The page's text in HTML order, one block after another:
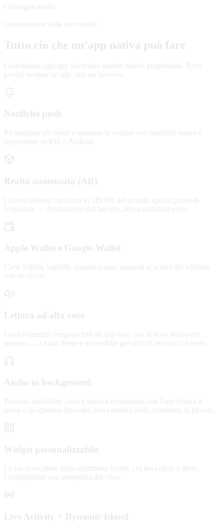
Consegna media
Commissione sulle tue vendite
Tutto ciò che un’app nativa può fare
Costruiamo ogni app sul nostro motore nativo proprietario. Ecco
perché sembra un'app, non un browser.
Notifiche push
Riconquista gli utenti e aumenta le vendite con notifiche native e
segmentate su iOS e Android.
Realtà aumentata (AR)
I clienti vedono i prodotti in 3D/AR nel proprio spazio prima di
acquistare — direttamente dal tuo sito, senza installare altro.
Apple Wallet e Google Wallet
Carte fedeltà, biglietti, coupon e pass aggiunti al wallet del telefono
con un tocco.
Lettura ad alta voce
I tuoi contenuti vengono letti ad alta voce con la voce nativa del
sistema — a mani libere e accessibile per articoli, lezioni o schede.
Audio in background
Podcast, audiolibri, corsi e musica continuano con l'app ridotta a
icona o lo schermo bloccato, con controlli nella schermata di blocco.
Widget personalizzabile
Le tue scorciatoie nella schermata Home, col tuo colore e titolo.
Configurabile con anteprima dal vivo.
Live Activity + Dynamic Island